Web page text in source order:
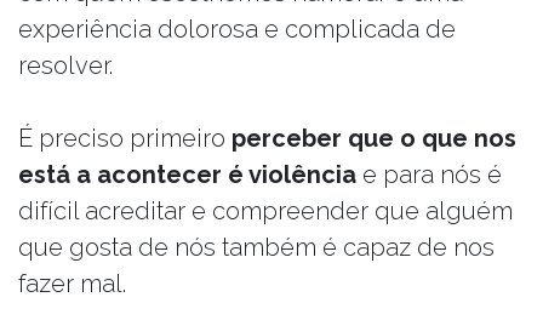
experiência dolorosa e complicada de
resolver.
É preciso primeiro perceber que o que nos
está a acontecer é violência e para nós é
difícil acreditar e compreender que alguém
que gosta de nós também é capaz de nos
fazer mal.